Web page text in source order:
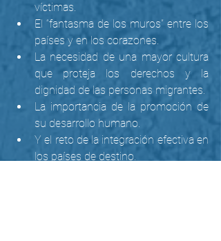
víctimas.
El “fantasma de los muros” entre los
países y en los corazones.
La necesidad de una mayor cultura
que proteja los derechos y la
dignidad de las personas migrantes.
La importancia de la promoción de
su desarrollo humano.
Y el reto de la integración efectiva en
los países de destino.